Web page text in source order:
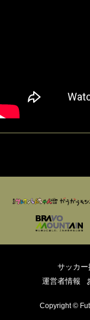
サッカー
運営者情報
Copyright ©